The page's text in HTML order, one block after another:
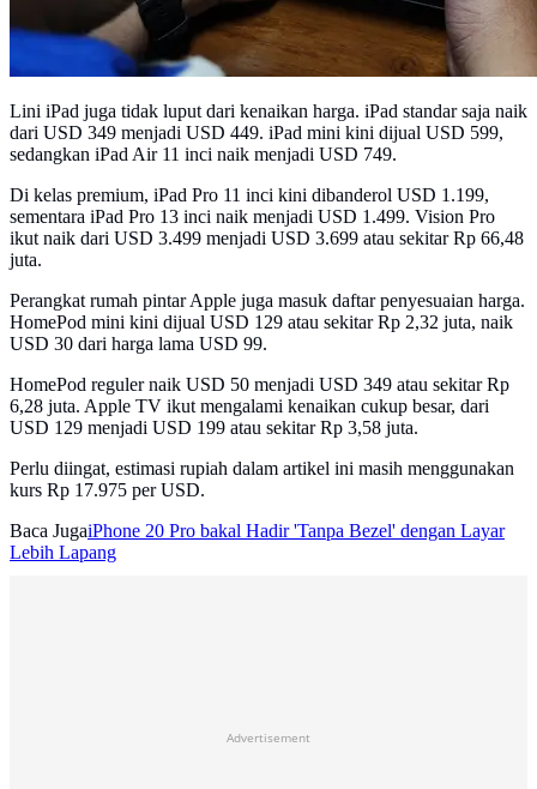
Lini iPad juga tidak luput dari kenaikan harga. iPad standar saja naik
dari USD 349 menjadi USD 449. iPad mini kini dijual USD 599,
sedangkan iPad Air 11 inci naik menjadi USD 749.
Di kelas premium, iPad Pro 11 inci kini dibanderol USD 1.199,
sementara iPad Pro 13 inci naik menjadi USD 1.499. Vision Pro
ikut naik dari USD 3.499 menjadi USD 3.699 atau sekitar Rp 66,48
juta.
Perangkat rumah pintar Apple juga masuk daftar penyesuaian harga.
HomePod mini kini dijual USD 129 atau sekitar Rp 2,32 juta, naik
USD 30 dari harga lama USD 99.
HomePod reguler naik USD 50 menjadi USD 349 atau sekitar Rp
6,28 juta. Apple TV ikut mengalami kenaikan cukup besar, dari
USD 129 menjadi USD 199 atau sekitar Rp 3,58 juta.
Perlu diingat, estimasi rupiah dalam artikel ini masih menggunakan
kurs Rp 17.975 per USD.
Baca JugaiPhone 20 Pro bakal Hadir 'Tanpa Bezel' dengan Layar
Lebih Lapang
Advertisement